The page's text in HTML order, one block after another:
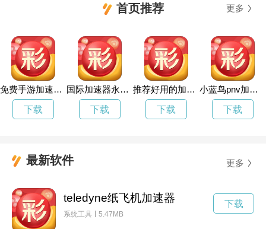
首页推荐 更多
免费手游加速器永久免费版
下载
国际加速器永久免费版
下载
推荐好用的加速器
下载
小蓝鸟pnv加速器在线
下载
最新软件 更多
teledyne纸飞机加速器
系统工具 5.47MB
下载